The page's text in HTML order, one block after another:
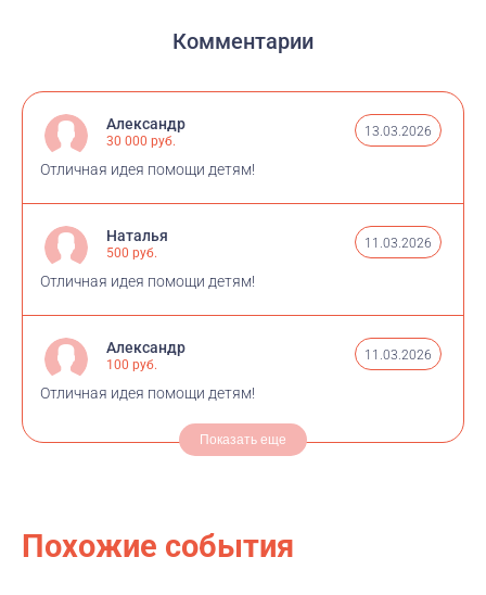
Комментарии
Александр
30 000 руб.
13.03.2026
Отличная идея помощи детям!
Наталья
500 руб.
11.03.2026
Отличная идея помощи детям!
Александр
100 руб.
11.03.2026
Отличная идея помощи детям!
Показать еще
Похожие события